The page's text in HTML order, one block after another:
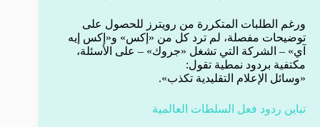
ورغم الطلبات المتكررة من رويترز للحصول على
توضيحات مفصلة، لم ترد كل من «إكس» و«إكس إيه
آي» – الشركة التي تشغل «جروك» – على الأسئلة،
مكتفية بردود نمطية تقول:
«وسائل الإعلام التقليدية تكذب».
تباين ردود فعل السلطات العالمية